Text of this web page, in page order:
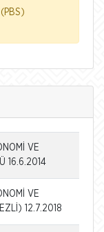
VE
16.6.2014
VE
12.7.2018